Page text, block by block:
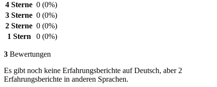
4 Sterne 0 (0%)
3 Sterne 0 (0%)
2 Sterne 0 (0%)
1 Stern
0 (0%)
3 Bewertungen
Es gibt noch keine Erfahrungsberichte auf Deutsch, aber 2
Erfahrungsberichte in anderen Sprachen.